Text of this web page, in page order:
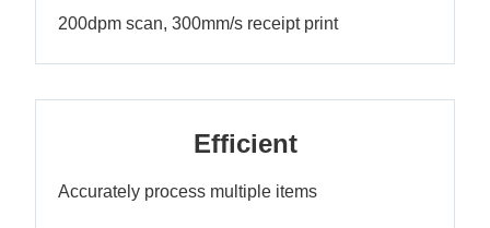
200dpm scan, 300mm/s receipt print
Efficient
Accurately process multiple items